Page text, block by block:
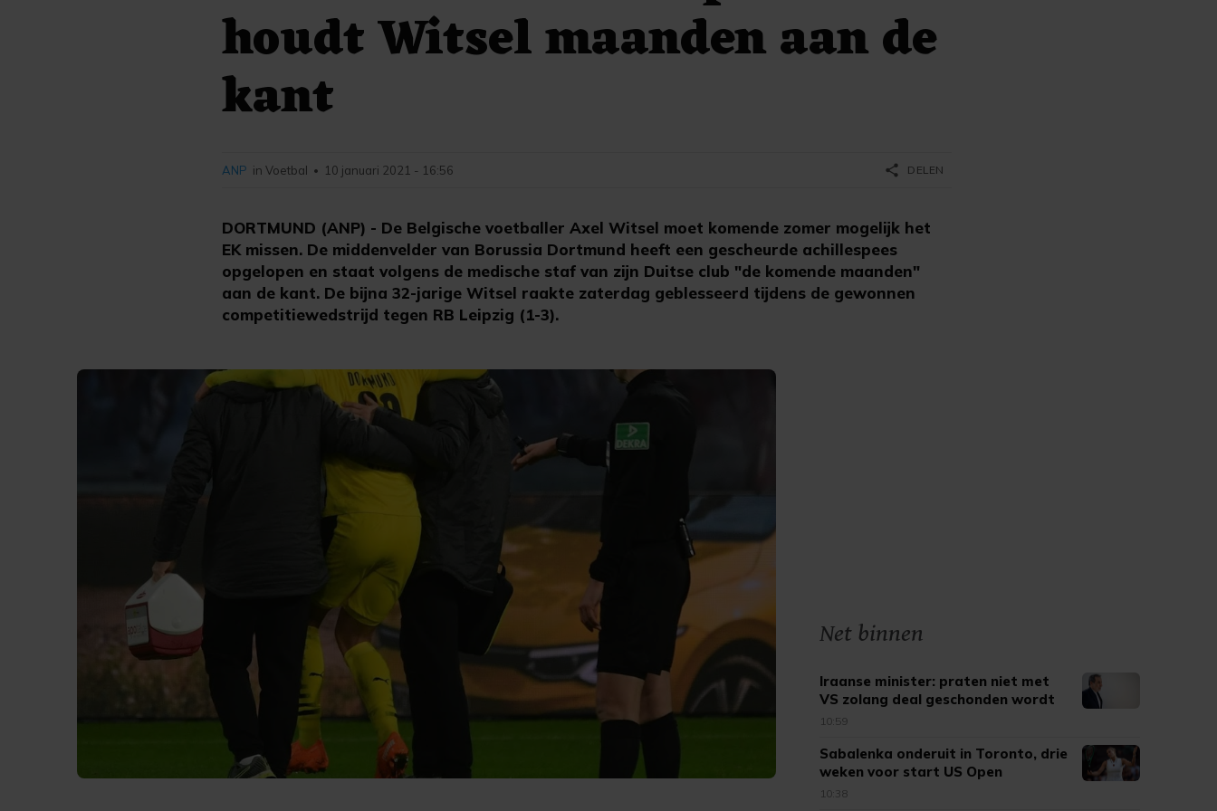
houdt Witsel maanden aan de
kant
DORTMUND (ANP) - De Belgische voetballer Axel Witsel moet komende zomer mogelijk het
EK missen. De middenvelder van Borussia Dortmund heeft een gescheurde achillespees
opgelopen en staat volgens de medische staf van zijn Duitse club "de komende maanden"
aan de kant. De bijna 32-jarige Witsel raakte zaterdag geblesseerd tijdens de gewonnen
competitiewedstrijd tegen RB Leipzig (1-3).
ANP in Voetbal • 10 januari 2021 - 16:56 share DELEN
Net binnen
Iraanse minister: praten niet met
VS zolang deal geschonden wordt
10:59
Sabalenka onderuit in Toronto, drie
weken voor start US Open
10:38